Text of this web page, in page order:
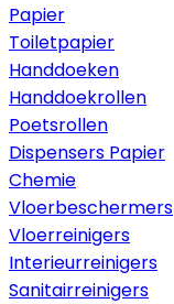
Papier
Toiletpapier
Handdoeken
Handdoekrollen
Poetsrollen
Dispensers Papier
Chemie
Vloerbeschermers
Vloerreinigers
Interieurreinigers
Sanitairreinigers